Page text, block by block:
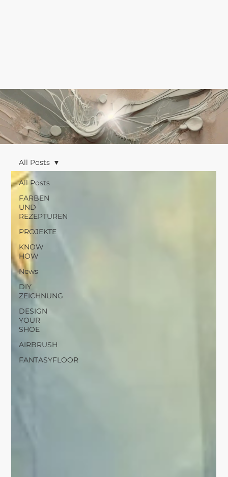
All Posts
FARBEN
UND
REZEPTUREN
PROJEKTE
KNOW
HOW
News
DIY
ZEICHNUNG
DESIGN
YOUR
SHOE
AIRBRUSH
FANTASYFLOOR
All Posts